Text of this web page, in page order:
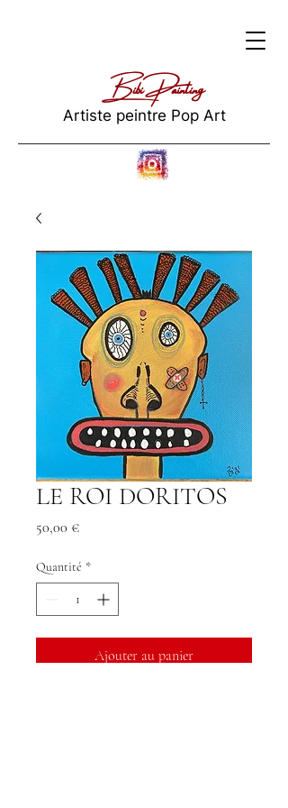
Bibi Painting
Artiste peintre Pop Art
LE ROI DORITOS
50,00 €Prix
Quantité *
Ajouter au panier